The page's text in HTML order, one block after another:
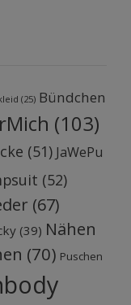
(25) Bündchen
(103)
(51) JaWePu
(52)
(67)
(39) Nähen
(70) Puschen